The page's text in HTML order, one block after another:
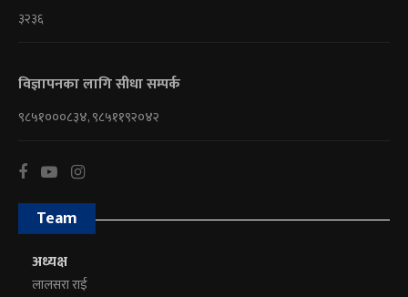
३२३६
विज्ञापनका लागि सीधा सम्पर्क
९८५१०००८३४, ९८५११९२०४२
Team
अध्यक्ष
लालसरा राई